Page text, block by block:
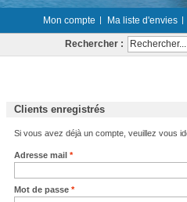
Mon compte Ma liste d'envies
Rechercher :
Clients enregistrés
Si vous avez déjà un compte, veuillez vous
*
Adresse mail
*
Mot de passe